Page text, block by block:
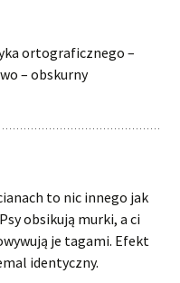
ortograficznego –
– obskurny
to nic innego jak
obsikują murki, a ci
je tagami. Efekt
identyczny.